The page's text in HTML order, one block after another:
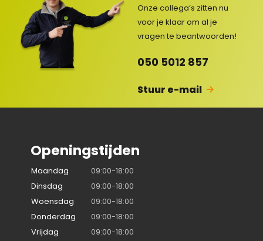
nse
rvic
e
Onze collega’s zitten nu
voor je klaar om al je
vragen te beantwoorden!
050 5012 857
Stuur e-mail
Openingstijden
Maandag
09:00-18:00
Dinsdag
09:00-18:00
Woensdag
09:00-18:00
Donderdag
09:00-18:00
Vrijdag
09:00-18:00